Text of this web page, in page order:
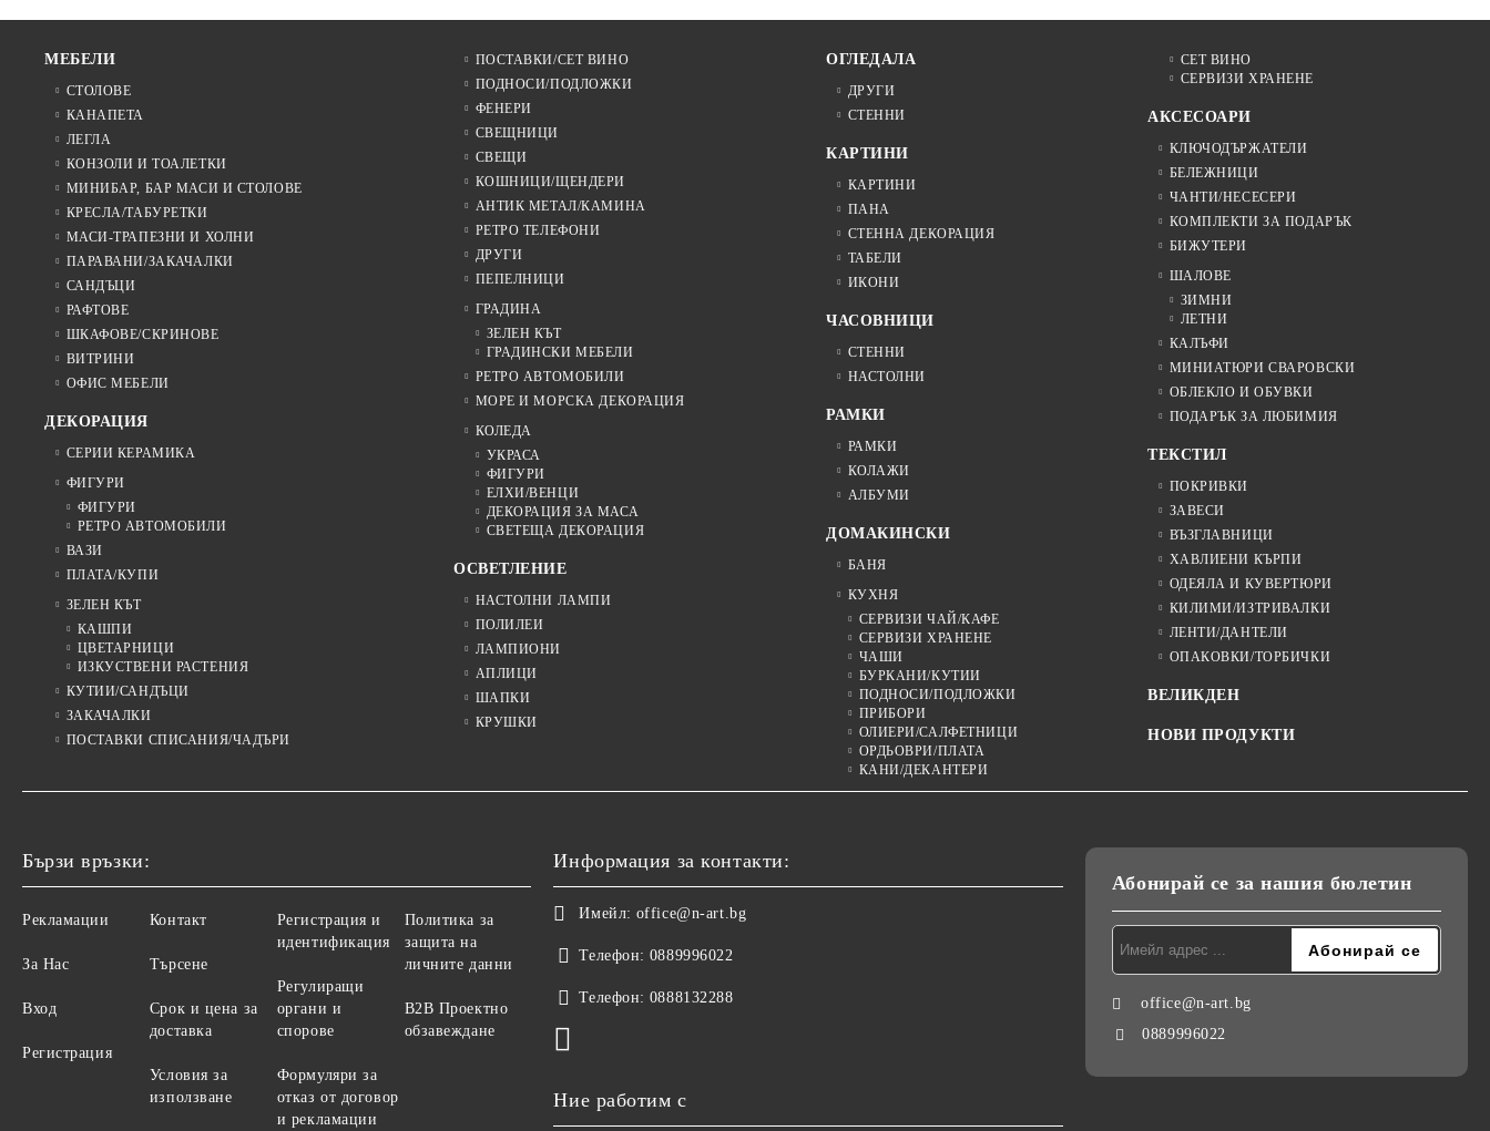
МЕБЕЛИ
СТОЛОВЕ
КАНАПЕТА
ЛЕГЛА
КОНЗОЛИ И ТОАЛЕТКИ
МИНИБАР, БАР МАСИ И СТОЛОВЕ
КРЕСЛА/ТАБУРЕТКИ
МАСИ-ТРАПЕЗНИ И ХОЛНИ
ПАРАВАНИ/ЗАКАЧАЛКИ
САНДЪЦИ
РАФТОВЕ
ШКАФОВЕ/СКРИНОВЕ
ВИТРИНИ
ОФИС МЕБЕЛИ
ДЕКОРАЦИЯ
СЕРИИ КЕРАМИКА
ФИГУРИ
ФИГУРИ
РЕТРО АВТОМОБИЛИ
ВАЗИ
ПЛАТА/КУПИ
ЗЕЛЕН КЪТ
КАШПИ
ЦВЕТАРНИЦИ
ИЗКУСТВЕНИ РАСТЕНИЯ
КУТИИ/САНДЪЦИ
ЗАКАЧАЛКИ
ПОСТАВКИ СПИСАНИЯ/ЧАДЪРИ
ПОСТАВКИ/СЕТ ВИНО
ПОДНОСИ/ПОДЛОЖКИ
ФЕНЕРИ
СВЕЩНИЦИ
СВЕЩИ
КОШНИЦИ/ЩЕНДЕРИ
АНТИК МЕТАЛ/КАМИНА
РЕТРО ТЕЛЕФОНИ
ДРУГИ
ПЕПЕЛНИЦИ
ГРАДИНА
ЗЕЛЕН КЪТ
ГРАДИНСКИ МЕБЕЛИ
РЕТРО АВТОМОБИЛИ
МОРЕ И МОРСКА ДЕКОРАЦИЯ
КОЛЕДА
УКРАСА
ФИГУРИ
ЕЛХИ/ВЕНЦИ
ДЕКОРАЦИЯ ЗА МАСА
СВЕТЕЩА ДЕКОРАЦИЯ
ОСВЕТЛЕНИЕ
НАСТОЛНИ ЛАМПИ
ПОЛИЛЕИ
ЛАМПИОНИ
АПЛИЦИ
ШАПКИ
КРУШКИ
ОГЛЕДАЛА
ДРУГИ
СТЕННИ
КАРТИНИ
КАРТИНИ
ПАНА
СТЕННА ДЕКОРАЦИЯ
ТАБЕЛИ
ИКОНИ
ЧАСОВНИЦИ
СТЕННИ
НАСТОЛНИ
РАМКИ
РАМКИ
КОЛАЖИ
АЛБУМИ
ДОМАКИНСКИ
БАНЯ
КУХНЯ
СЕРВИЗИ ЧАЙ/КАФЕ
СЕРВИЗИ ХРАНЕНЕ
ЧАШИ
БУРКАНИ/КУТИИ
ПОДНОСИ/ПОДЛОЖКИ
ПРИБОРИ
ОЛИЕРИ/САЛФЕТНИЦИ
ОРДЬОВРИ/ПЛАТА
КАНИ/ДЕКАНТЕРИ
СЕТ ВИНО
СЕРВИЗИ ХРАНЕНЕ
АКСЕСОАРИ
КЛЮЧОДЪРЖАТЕЛИ
БЕЛЕЖНИЦИ
ЧАНТИ/НЕСЕСЕРИ
КОМПЛЕКТИ ЗА ПОДАРЪК
БИЖУТЕРИ
ШАЛОВЕ
ЗИМНИ
ЛЕТНИ
КАЛЪФИ
МИНИАТЮРИ СВАРОВСКИ
ОБЛЕКЛО И ОБУВКИ
ПОДАРЪК ЗА ЛЮБИМИЯ
ТЕКСТИЛ
ПОКРИВКИ
ЗАВЕСИ
ВЪЗГЛАВНИЦИ
ХАВЛИЕНИ КЪРПИ
ОДЕЯЛА И КУВЕРТЮРИ
КИЛИМИ/ИЗТРИВАЛКИ
ЛЕНТИ/ДАНТЕЛИ
ОПАКОВКИ/ТОРБИЧКИ
ВЕЛИКДЕН
НОВИ ПРОДУКТИ
Бързи връзки:
Рекламации
За Нас
Вход
Регистрация
Контакт
Търсене
Срок и цена за
доставка
Условия за
използване
Регистрация и
идентификация
Регулиращи
органи и
спорове
Формуляри за
отказ от договор
и рекламации
Политика за
защита на
личните данни
B2B Проектно
обзавеждане
Информация за контакти:
Имейл: office@n-art.bg
Телефон: 0889996022
Телефон: 0888132288
Ние работим с
Абонирай се за нашия бюлетин
office@n-art.bg
0889996022